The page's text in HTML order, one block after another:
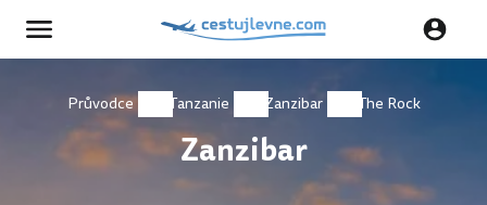
Průvodce Tanzanie Zanzibar The Rock
Zanzibar